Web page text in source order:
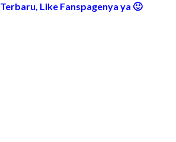
Terbaru, Like Fanspagenya ya 🙂